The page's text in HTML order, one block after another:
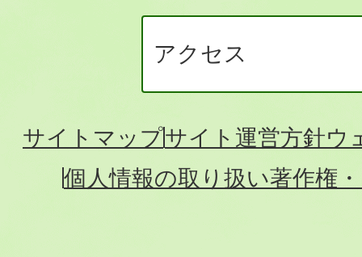
アクセス
サイトマップサイト運営方針ウ
個人情報の取り扱い著作権